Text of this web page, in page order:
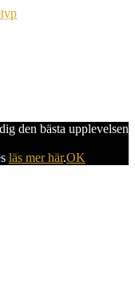
den bästa upplevelsen
läs mer här.OK